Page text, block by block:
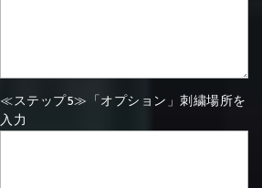
≪ステップ5≫「オプション」刺繍場所を
入力